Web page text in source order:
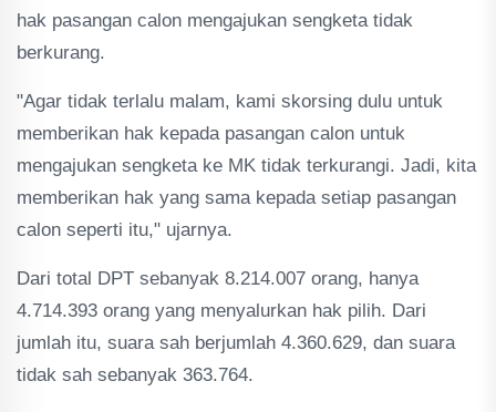
hak pasangan calon mengajukan sengketa tidak
berkurang.
"Agar tidak terlalu malam, kami skorsing dulu untuk
memberikan hak kepada pasangan calon untuk
mengajukan sengketa ke MK tidak terkurangi. Jadi, kita
memberikan hak yang sama kepada setiap pasangan
calon seperti itu," ujarnya.
Dari total DPT sebanyak 8.214.007 orang, hanya
4.714.393 orang yang menyalurkan hak pilih. Dari
jumlah itu, suara sah berjumlah 4.360.629, dan suara
tidak sah sebanyak 363.764.